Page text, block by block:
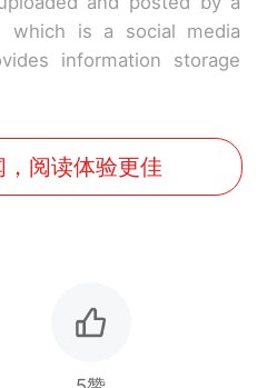
which is a social media
information storage
阅读体验更佳